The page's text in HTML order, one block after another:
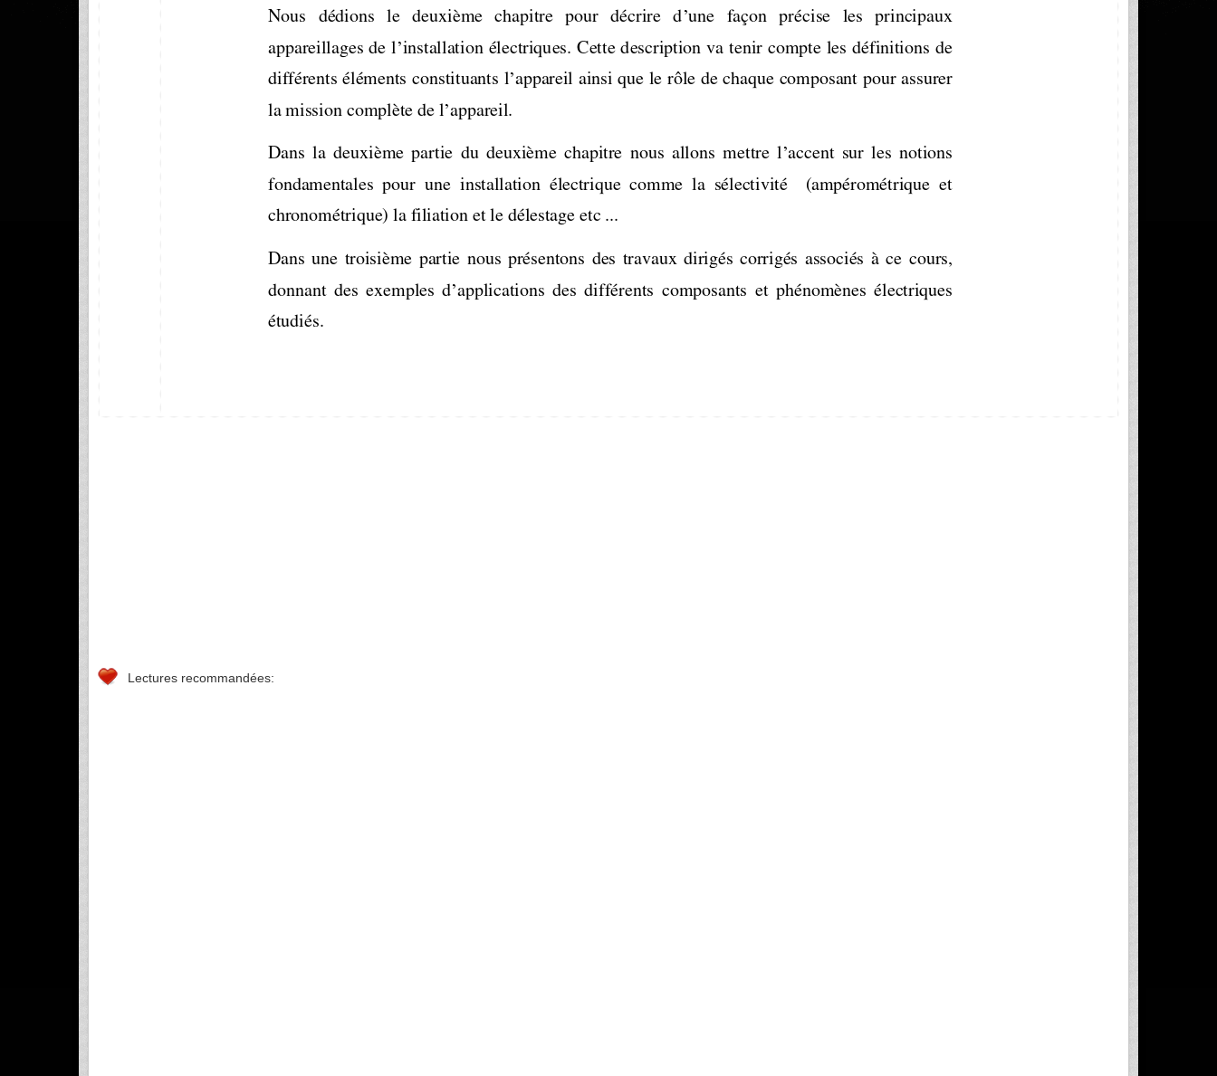
Nous   dédions   le   deuxième   chapitre   pour   décrire   d’une   façon   précise   les   principaux
appareillages de l’installation électriques. Cette description va tenir compte les définitions de
différents éléments constituants l’appareil ainsi que le rôle de chaque composant pour assurer
la mission complète de l’appareil.
Dans  la  deuxième  partie  du  deuxième  chapitre  nous  allons  mettre  l’accent  sur  les  notions
fondamentales  pour  une  installation  électrique  comme  la  sélectivité    (ampérométrique  et
chronométrique) la filiation et le délestage etc ...
Dans  une  troisième  partie  nous  présentons  des  travaux  dirigés  corrigés  associés  à  ce  cours,
donnant  des  exemples  d’applications  des  différents  composants  et  phénomènes  électriques
étudiés.
Lectures recommandées: